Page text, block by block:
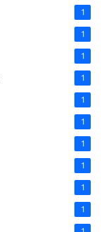
1
1
1
1
1
1
1
1
1
1